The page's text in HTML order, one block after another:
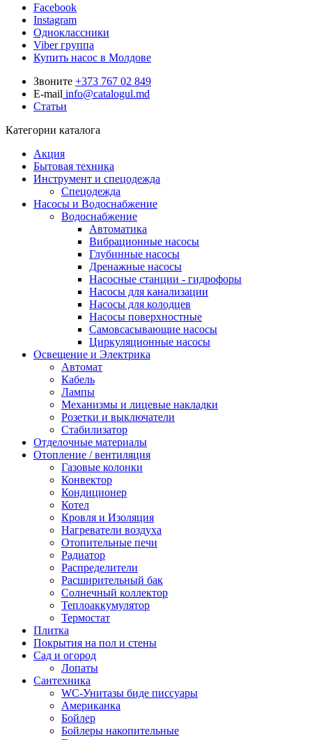
Facebook
Instagram
Одноклассники
Viber группа
Купить насос в Молдове
Звоните +373 767 02 849
E-mail info@catalogul.md
Статьи
Категории каталога
Акция
Бытовая техника
Инструмент и спецодежда
Спецодежда
Насосы и Водоснабжение
Водоснабжение
Автоматика
Вибрационные насосы
Глубинные насосы
Дренажные насосы
Насосные станции - гидрофоры
Насосы для канализации
Насосы для колодцев
Насосы поверхностные
Самовсасывающие насосы
Циркуляционные насосы
Освещение и Электрика
Автомат
Кабель
Лампы
Механизмы и лицевые накладки
Розетки и выключатели
Стабилизатор
Отделочные материалы
Отопление / вентиляция
Газовые колонки
Конвектор
Кондиционер
Котел
Кровля и Изоляция
Нагреватели воздуха
Отопительные печи
Радиатор
Распределители
Расширительный бак
Солнечный коллектор
Теплоаккумулятор
Термостат
Плитка
Покрытия на пол и стены
Сад и огород
Лопаты
Сантехника
WC-Унитазы биде писсуары
Американка
Бойлер
Бойлеры накопительные